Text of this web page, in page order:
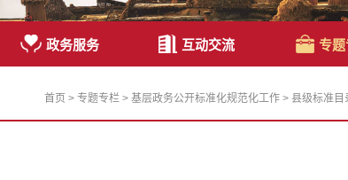
政务服务 互动交流 专题
首页 > 专题专栏 > 基层政务公开标准化规范化工作 > 县级标准目